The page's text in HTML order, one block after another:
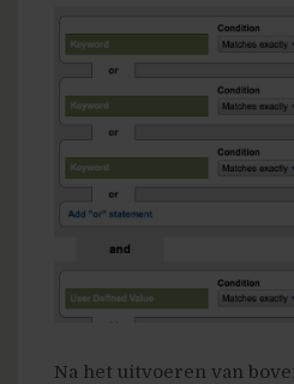
Na het uitvoeren van